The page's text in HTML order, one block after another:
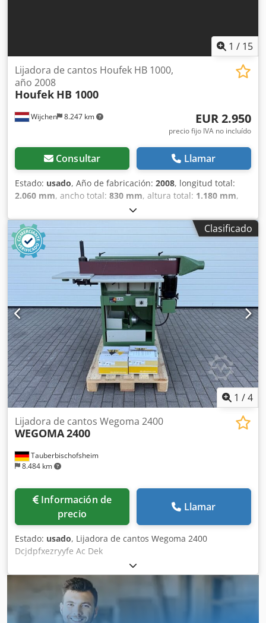
1 / 15
Wijchen 8.247 km
Lijadora de cantos Houfek HB 1000,
año 2008
Houfek HB 1000
EUR 2.950
precio fijo IVA no incluído
Consultar Llamar
Estado: usado, Año de fabricación: 2008, longitud total:
2.060 mm, ancho total: 830 mm, altura total: 1.180 mm,
Color: Gris Peso en vacío: 566 kg - Año de fabricación: 2008
- Documentación disponible: No - Certificado CE: No -
Longitud de la mesa [mm]: 1000 - Anchura de la mesa
[mm]: 400 - Anchura de la banda de lijado [mm]: 200 -
Longitud de la banda de lijado [mm]: 3200 Dcodpfx
Acoywlfyj Dek - Diámetro de la boca de aspiración [mm]:
120 - Velocidad de la cinta transportadora [m/s]: 13 -
Ángulo de inclinación mínimo [°]: 0 - Ángulo de inclinación
máximo [°]: 45 - Dimensiones para el transporte: 2060 mm
x 830 mm x 1180 mm (largo x ancho x alto) - Peso para el
transporte [kg]: 566 kg - Unidades de embalaje para el
transporte: 1 Información financiera IVA: El precio indicado
no incluye el IVA. IVA/régimen de recargo del IVA: El IVA es
deducible para las empresas. Entrega y aceptación de
equipos usados siempre posible para todos los productos
del sector industrial. Yorick Diebels
Clasificado
1 /4
Tauberbischofsheim
8.484 km
Lijadora de cantos Wegoma 2400
WEGOMA2400
Información de
precio
Llamar
Estado: usado, Lijadora de cantos Wegoma 2400
Dcjdpfxezryyfe Ac Dek